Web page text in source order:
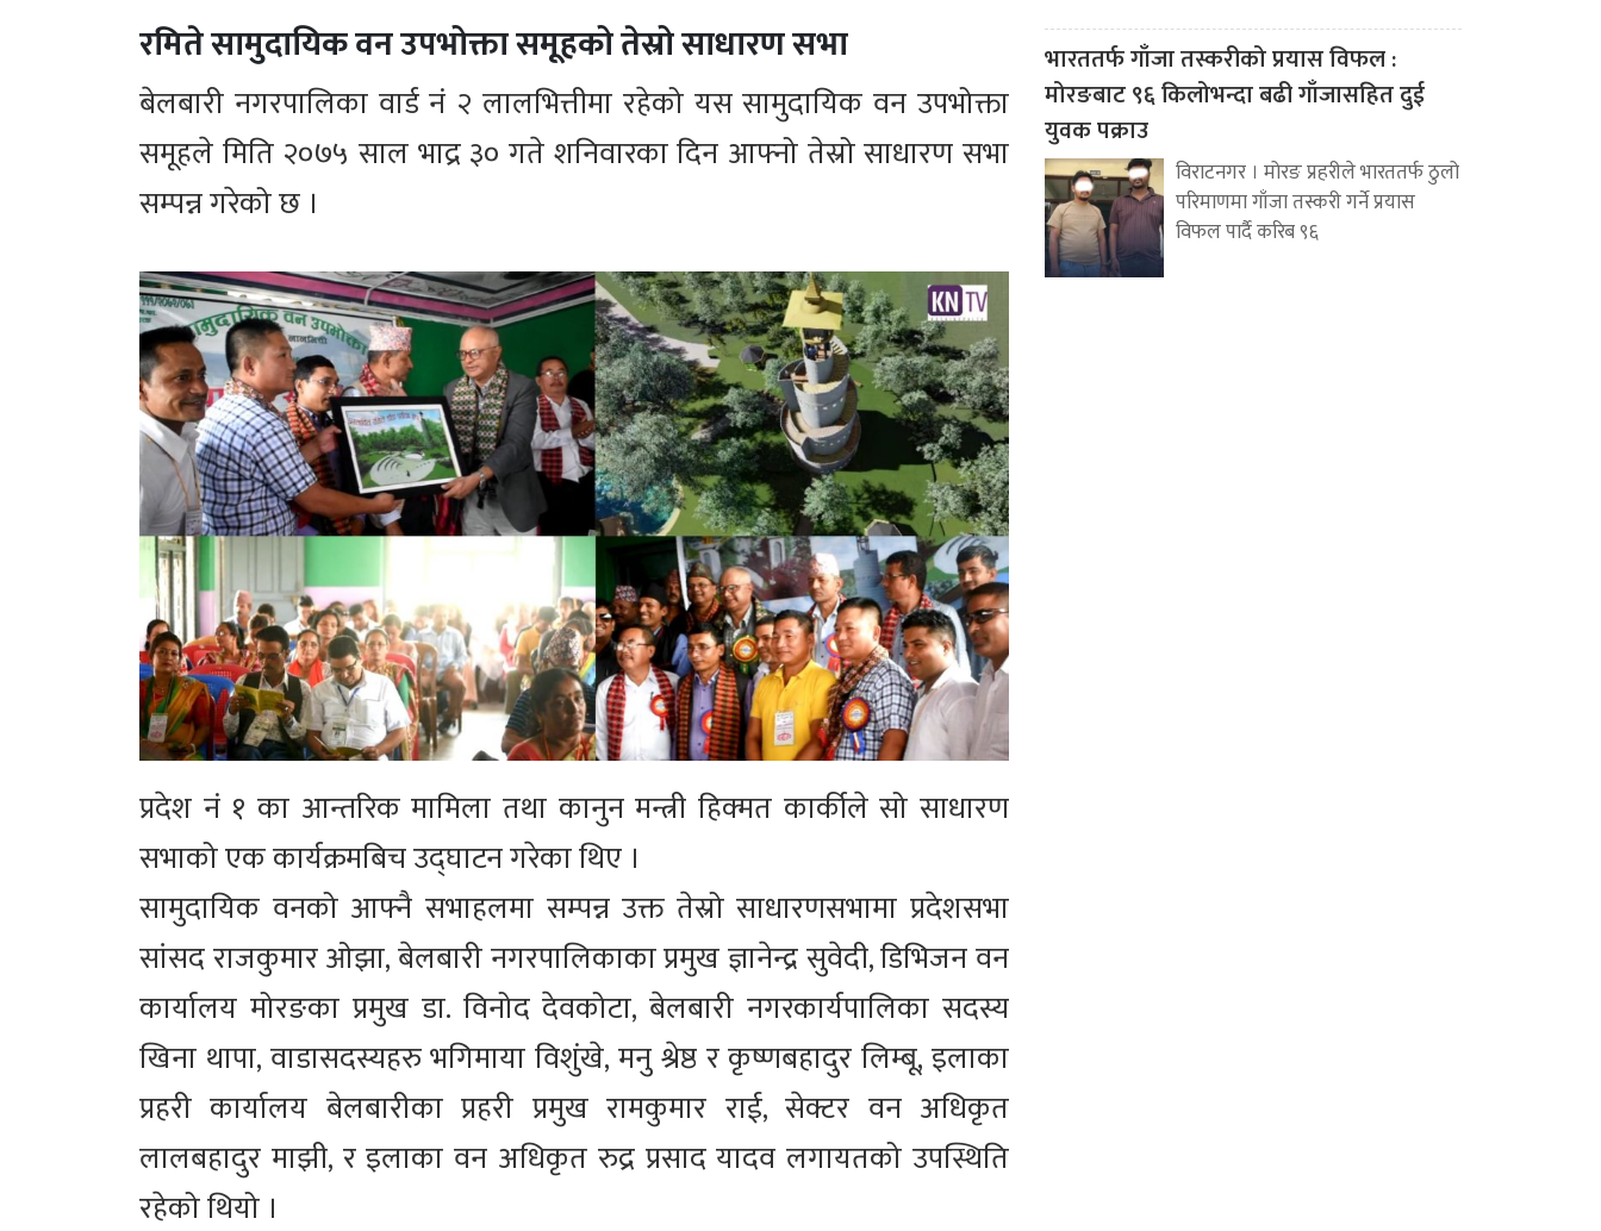
रमिते सामुदायिक वन उपभोक्ता समूहको तेस्रो साधारण सभा
बेलबारी नगरपालिका वार्ड नं २ लालभित्तीमा रहेको यस सामुदायिक वन उपभोक्ता
समूहले मिति २०७५ साल भाद्र ३० गते शनिवारका दिन आफ्नो तेस्रो साधारण सभा
सम्पन्न गरेको छ ।
प्रदेश नं १ का आन्तरिक मामिला तथा कानुन मन्त्री हिक्मत कार्कीले सो साधारण
सभाको एक कार्यक्रमबिच उद्घाटन गरेका थिए ।
सामुदायिक वनको आफ्नै सभाहलमा सम्पन्न उक्त तेस्रो साधारणसभामा प्रदेशसभा
सांसद राजकुमार ओझा, बेलबारी नगरपालिकाका प्रमुख ज्ञानेन्द्र सुवेदी, डिभिजन वन
कार्यालय मोरङका प्रमुख डा. विनोद देवकोटा, बेलबारी नगरकार्यपालिका सदस्य
खिना थापा, वाडासदस्यहरु भगिमाया विशुंखे, मनु श्रेष्ठ र कृष्णबहादुर लिम्बू, इलाका
प्रहरी कार्यालय बेलबारीका प्रहरी प्रमुख रामकुमार राई, सेक्टर वन अधिकृत
लालबहादुर माझी, र इलाका वन अधिकृत रुद्र प्रसाद यादव लगायतको उपस्थिति
रहेको थियो ।
भारततर्फ गाँजा तस्करीको प्रयास विफल :
मोरङबाट ९६ किलोभन्दा बढी गाँजासहित दुई
युवक पक्राउ
विराटनगर । मोरङ प्रहरीले भारततर्फ ठुलो
परिमाणमा गाँजा तस्करी गर्ने प्रयास
विफल पार्दै करिब ९६